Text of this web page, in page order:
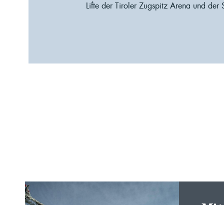
Lifte der Tiroler Zugspitz Arena und der